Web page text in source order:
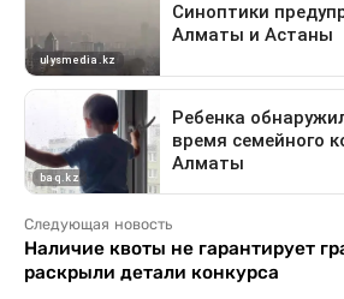
Следующая новость
Наличие квоты не гарантирует
раскрыли детали конкурса